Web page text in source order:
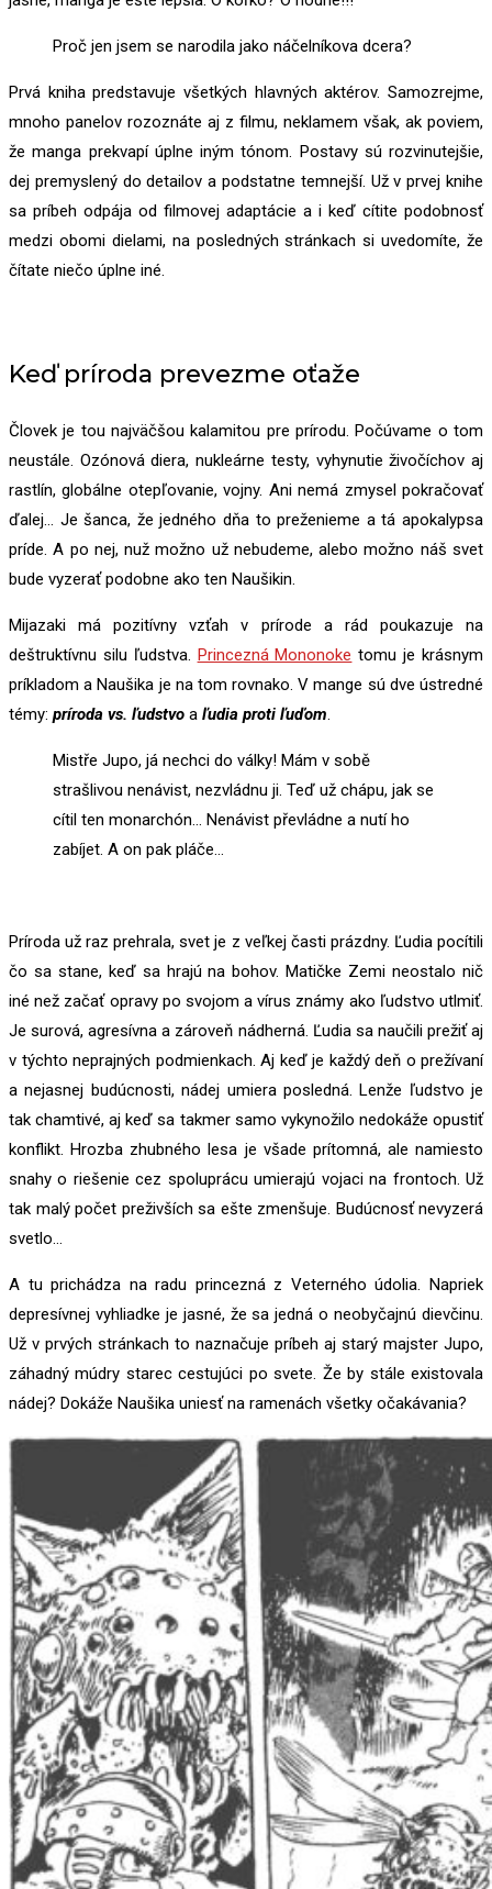
Proč jen jsem se narodila jako náčelníkova dcera?
Prvá kniha predstavuje všetkých hlavných aktérov. Samozrejme,
mnoho panelov rozoznáte aj z filmu, neklamem však, ak poviem,
že manga prekvapí úplne iným tónom. Postavy sú rozvinutejšie,
dej premyslený do detailov a podstatne temnejší. Už v prvej knihe
sa príbeh odpája od filmovej adaptácie a i keď cítite podobnosť
medzi obomi dielami, na posledných stránkach si uvedomíte, že
čítate niečo úplne iné.
Keď príroda prevezme oťaže
Človek je tou najväčšou kalamitou pre prírodu. Počúvame o tom
neustále. Ozónová diera, nukleárne testy, vyhynutie živočíchov aj
rastlín, globálne otepľovanie, vojny. Ani nemá zmysel pokračovať
ďalej… Je šanca, že jedného dňa to preženieme a tá apokalypsa
príde. A po nej, nuž možno už nebudeme, alebo možno náš svet
bude vyzerať podobne ako ten Naušikin.
Mijazaki má pozitívny vzťah v prírode a rád poukazuje na
deštruktívnu silu ľudstva. Princezná Mononoke tomu je krásnym
príkladom a Naušika je na tom rovnako. V mange sú dve ústredné
témy: príroda vs. ľudstvo a ľudia proti ľuďom.
Mistře Jupo, já nechci do války! Mám v sobě
strašlivou nenávist, nezvládnu ji. Teď už chápu, jak se
cítil ten monarchón… Nenávist převládne a nutí ho
zabíjet. A on pak pláče…
Príroda už raz prehrala, svet je z veľkej časti prázdny. Ľudia pocítili
čo sa stane, keď sa hrajú na bohov. Matičke Zemi neostalo nič
iné než začať opravy po svojom a vírus známy ako ľudstvo utlmiť.
Je surová, agresívna a zároveň nádherná. Ľudia sa naučili prežiť aj
v týchto neprajných podmienkach. Aj keď je každý deň o prežívaní
a nejasnej budúcnosti, nádej umiera posledná. Lenže ľudstvo je
tak chamtivé, aj keď sa takmer samo vykynožilo nedokáže opustiť
konflikt. Hrozba zhubného lesa je všade prítomná, ale namiesto
snahy o riešenie cez spoluprácu umierajú vojaci na frontoch. Už
tak malý počet preživších sa ešte zmenšuje. Budúcnosť nevyzerá
svetlo…
A tu prichádza na radu princezná z Veterného údolia. Napriek
depresívnej vyhliadke je jasné, že sa jedná o neobyčajnú dievčinu.
Už v prvých stránkach to naznačuje príbeh aj starý majster Jupo,
záhadný múdry starec cestujúci po svete. Že by stále existovala
nádej? Dokáže Naušika uniesť na ramenách všetky očakávania?